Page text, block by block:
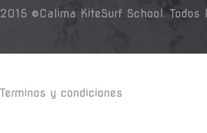
2015 ©Calima KiteSurf School. Todos
Terminos y condiciones